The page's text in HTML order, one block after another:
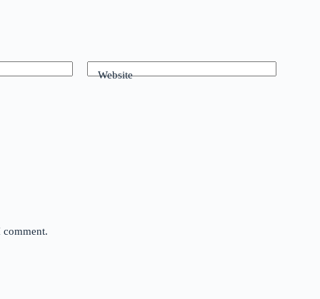
Website
comment.